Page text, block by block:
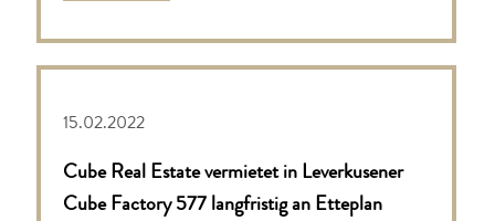
15.02.2022
Cube Real Estate vermietet in Leverkusener
Cube Factory 577 langfristig an Etteplan